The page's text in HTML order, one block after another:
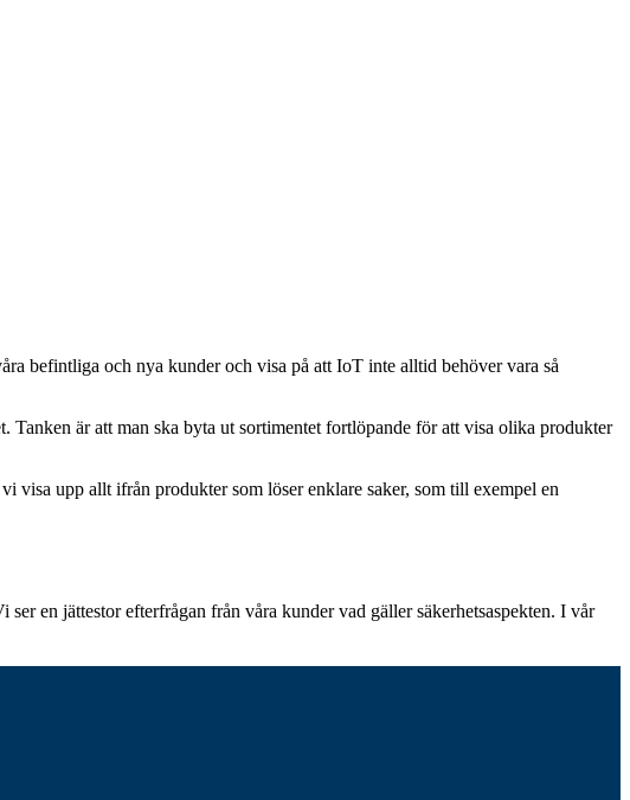
befintliga och nya kunder och visa på att IoT inte alltid behöver vara så
är att man ska byta ut sortimentet fortlöpande för att visa olika produkter
visa upp allt ifrån produkter som löser enklare saker, som till exempel en
en jättestor efterfrågan från våra kunder vad gäller säkerhetsaspekten. I vår